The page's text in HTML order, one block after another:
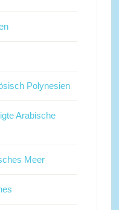
Polynesien
Arabische
Meer